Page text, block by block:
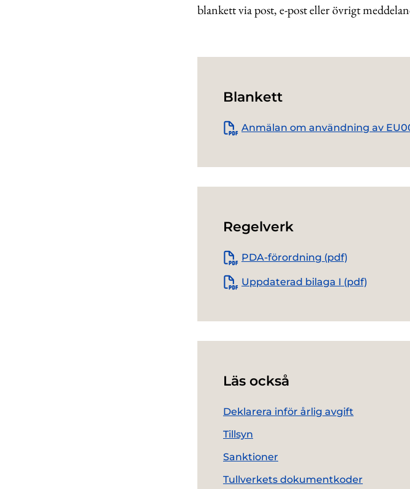
blankett via post, e-post eller övrigt
Blankett
Anmälan om användning av
Regelverk
PDA-förordning (pdf)
Uppdaterad bilaga I (pdf)
Läs också
Deklarera inför årlig avgift
Tillsyn
Sanktioner
Tullverkets dokumentkoder